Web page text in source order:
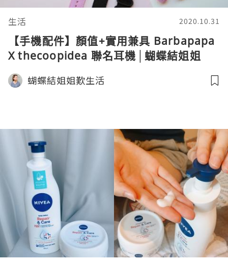
生活 2020.10.31
【手機配件】顏值+實用兼具 Barbapapa
X thecoopidea 聯名耳機│蝴蝶結姐姐
蝴蝶結姐姐歎生活